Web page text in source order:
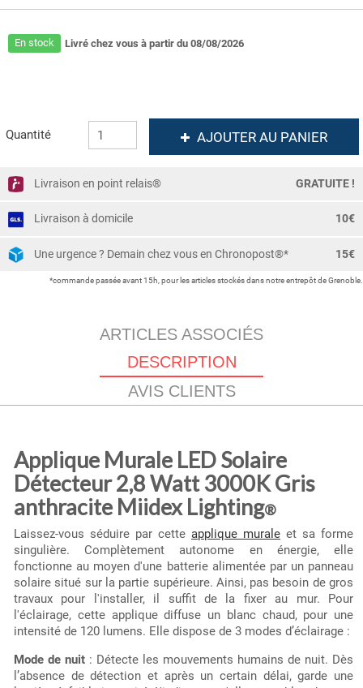
En stock Livré chez vous à partir du 08/08/2026
Quantité AJOUTER AU PANIER
Livraison en point relais® GRATUITE !
Livraison à domicile 10€
Une urgence ? Demain chez vous en Chronopost®* 15€
*commande passée avant 15h, pour les articles stockés dans notre entrepôt de Grenoble.
ARTICLES ASSOCIÉS
DESCRIPTION
AVIS CLIENTS
Applique Murale LED Solaire
Détecteur 2,8 Watt 3000K Gris
anthracite Miidex Lighting®
Laissez-vous séduire par cette applique murale et sa forme
singulière. Complètement autonome en énergie, elle
fonctionne au moyen d'une batterie alimentée par un panneau
solaire situé sur la partie supérieure. Ainsi, pas besoin de gros
travaux pour l'installer, il suffit de la fixer au mur. Pour
l'éclairage, cette applique diffuse un blanc chaud, pour une
intensité de 120 lumens. Elle dispose de 3 modes d’éclairage :
Mode de nuit : Détecte les mouvements humains de nuit. Dès
l’absence de détection et après un certain délai, garde une